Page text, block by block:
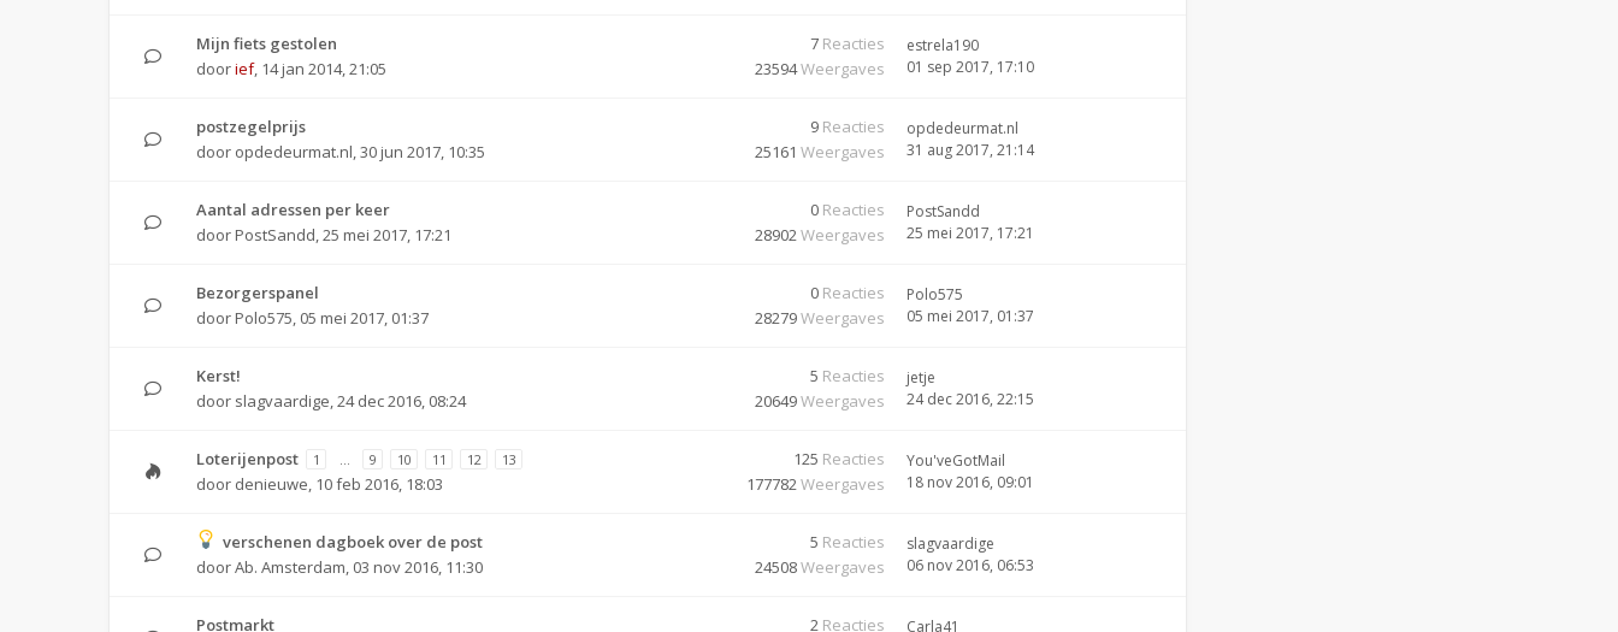
Mijn fiets gestolen
doorief, 14 jan 2014, 21:05
7 Reacties
23594Weergaves
estrela190
01 sep 2017, 17:10
postzegelprijs
door opdedeurmat.nl,30 jun 2017, 10:35
9 Reacties
25161 Weergaves
opdedeurmat.nl
31 aug 2017, 21:14
Aantal adressen per keer
door PostSandd,25 mei 2017, 17:21
0 Reacties
28902Weergaves
PostSandd
25 mei 2017, 17:21
Bezorgerspanel
door Polo575, 05 mei 2017, 01:37
0 Reacties
28279Weergaves
Polo575
05 mei 2017, 01:37
Kerst!
door slagvaardige,24 dec 2016, 08:24
5 Reacties
20649Weergaves
jetje
24 dec 2016, 22:15
Loterijenpost 1 … 9 10 11 12 13
door denieuwe, 10 feb 2016, 18:03
125 Reacties
177782Weergaves
You'veGotMail
18 nov 2016, 09:01
verschenen dagboek over de post
doorAb. Amsterdam, 03 nov 2016, 11:30
5 Reacties
24508Weergaves
slagvaardige
06 nov 2016, 06:53
Postmarkt
2 Reacties
Carla41